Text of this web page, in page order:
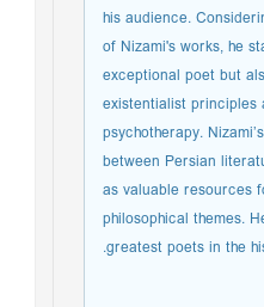
his audience.
of Nizami's works, he
exceptional poet but
existentialist
psychotherapy.
between Persian
as valuable resources
philosophical themes.
greatest poets in the